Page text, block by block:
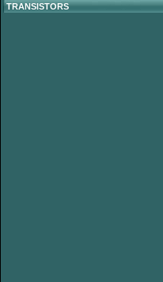
TRANSISTORS